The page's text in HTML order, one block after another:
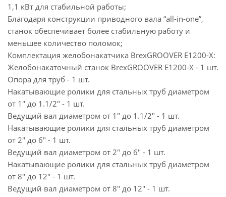
1,1 кВт для стабильной работы;
Благодаря конструкции приводного вала “all-in-one”,
станок обеспечивает более стабильную работу и
меньшее количество поломок;
Комплектация желобонакатчика BrexGROOVER E1200-Х:
Желобонакаточный станок BrexGROOVER E1200-Х - 1 шт.
Опора для труб - 1 шт.
Накатывающие ролики для стальных труб диаметром
от 1" до 1.1/2" - 1 шт.
Ведущий вал диаметром от 1" до 1.1/2" - 1 шт.
Накатывающие ролики для стальных труб диаметром
от 2" до 6" - 1 шт.
Ведущий вал диаметром от 2" до 6" - 1 шт.
Накатывающие ролики для стальных труб диаметром
от 8" до 12" - 1 шт.
Ведущий вал диаметром от 8" до 12" - 1 шт.